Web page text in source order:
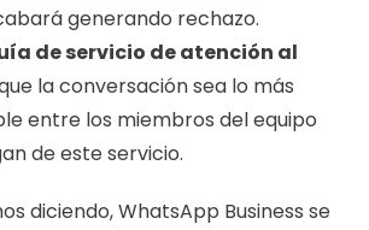
generando rechazo.
de servicio de atención al
la conversación sea lo más
entre los miembros del equipo
de este servicio.
diciendo, WhatsApp Business se